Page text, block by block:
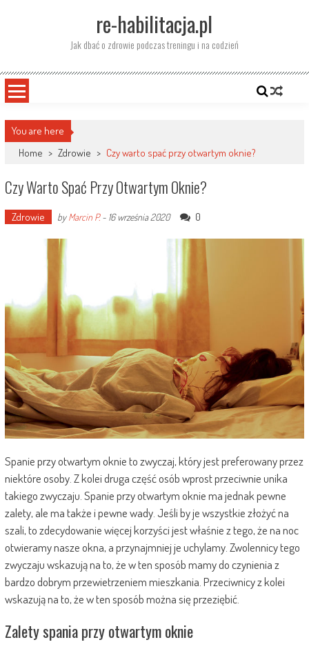
re-habilitacja.pl
Jak dbać o zdrowie podczas treningu i na codzień
You are here
Home > Zdrowie > Czy warto spać przy otwartym oknie?
Czy Warto Spać Przy Otwartym Oknie?
Zdrowie byMarcin P.- 16 września 2020 0
Spanie przy otwartym oknie to zwyczaj, który jest preferowany przez
niektóre osoby. Z kolei druga część osób wprost przeciwnie unika
takiego zwyczaju. Spanie przy otwartym oknie ma jednak pewne
zalety, ale ma także i pewne wady. Jeśli by je wszystkie złożyć na
szali, to zdecydowanie więcej korzyści jest właśnie z tego, że na noc
otwieramy nasze okna, a przynajmniej je uchylamy. Zwolennicy tego
zwyczaju wskazują na to, że w ten sposób mamy do czynienia z
bardzo dobrym przewietrzeniem mieszkania. Przeciwnicy z kolei
wskazują na to, że w ten sposób można się przeziębić.
Zalety spania przy otwartym oknie